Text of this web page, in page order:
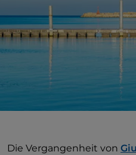
Die Vergangenheit von